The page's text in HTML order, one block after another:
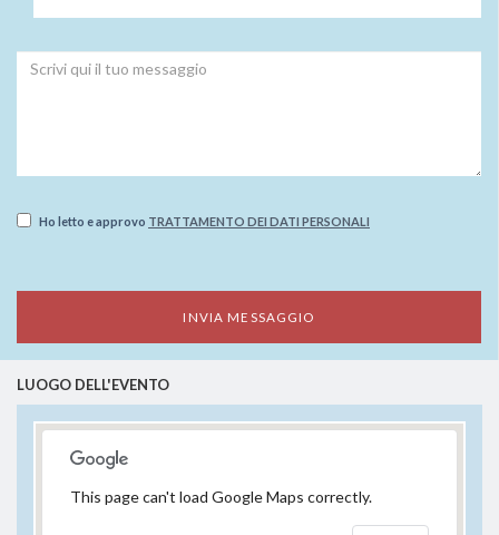
Ho letto e approvo TRATTAMENTO DEI DATI PERSONALI
LUOGO DELL'EVENTO
This page can't load Google Maps correctly.